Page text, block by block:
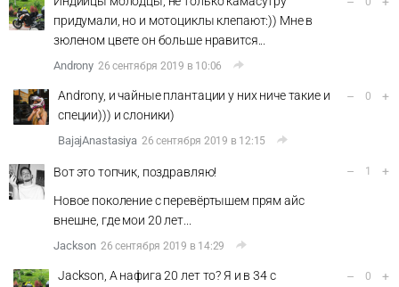
придумали, но и мотоциклы клепают:)) Мне в
зюленом цвете он больше нравится...
Androny 26 сентября 2019 в 10:06
Androny, и чайные плантации у них ниче такие и
специи))) и слоники)
BajajAnastasiya 26 сентября 2019 в 12:15
– 0 +
Вот это топчик, поздравляю!
Новое поколение с перевёртышем прям айс
внешне, где мои 20 лет...
Jackson 26 сентября 2019 в 14:29
– 1 +
Jackson, А нафига 20 лет то? Я и в 34 с
– 0 +